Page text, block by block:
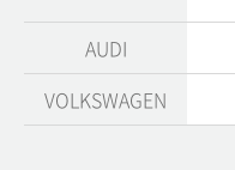
AUDI
VOLKSWAGEN